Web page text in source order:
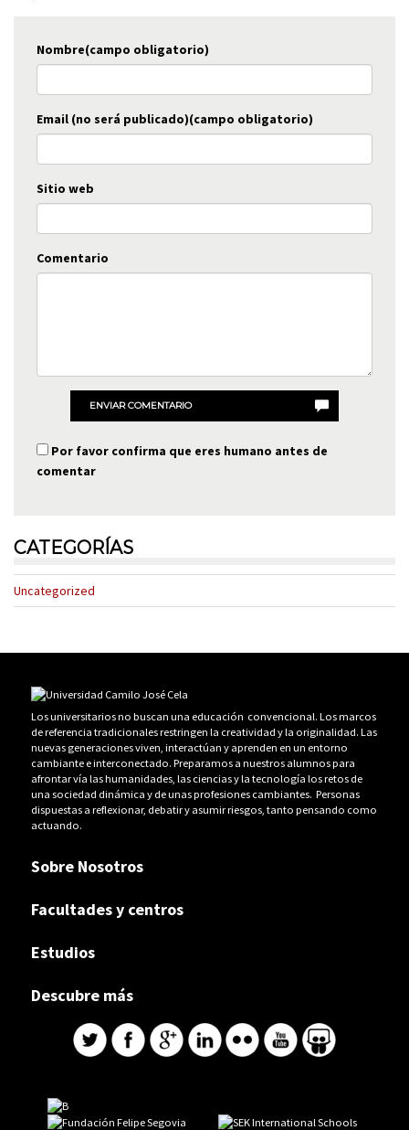
Nombre(campo obligatorio)
Email (no será publicado)(campo obligatorio)
Sitio web
Comentario
ENVIAR COMENTARIO
Por favor confirma que eres humano antes de
comentar
CATEGORÍAS
Uncategorized
Los universitarios no buscan una educación convencional. Los marcos
de referencia tradicionales restringen la creatividad y la originalidad. Las
nuevas generaciones viven, interactúan y aprenden en un entorno
cambiante e interconectado. Preparamos a nuestros alumnos para
afrontar vía las humanidades, las ciencias y la tecnología los retos de
una sociedad dinámica y de unas profesiones cambiantes. Personas
dispuestas a reflexionar, debatir y asumir riesgos, tanto pensando como
actuando.
Sobre Nosotros
Facultades y centros
Estudios
Descubre más